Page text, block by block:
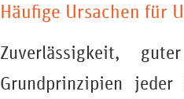
Häufige Ursachen für
Zuverlässigkeit,
Grundprinzipien